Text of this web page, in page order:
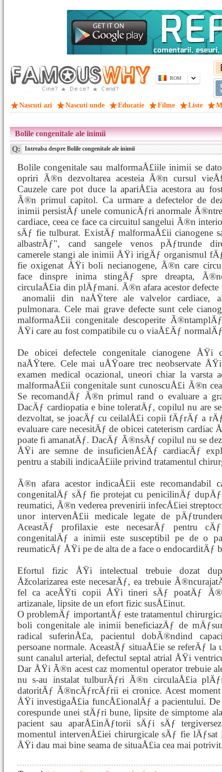
ROM
Nascuti azi Nascuti unde Educatie Filme Liste
Bolile congenitale ale inimii
Q: Intreaba despre Bolile congenitale ale inimii
Bolile congenitale sau malformaÅ£iile inimii se
opriri Ã®n dezvoltarea acesteia Ã®n cursul
Cauzele care pot duce la apariÅ£ia acestora au
Ã®n primul capitol. Ca urmare a defectelor de
inimii persistÄƒ unele comunicÄƒri anormale Ã®ntre
cardiace, ceea ce face ca circuitul sangelui Ã®n
sÄƒ fie tulburat. ExistÄƒ malformaÅ£ii cianogene
albastrÄƒ", cand sangele venos pÄƒtrunde
camerele stangi ale inimii ÅŸi irigÄƒ organismul
fie oxigenat ÅŸi boli necianogene, Ã®n care
face dinspre inima stingÄƒ spre dreapta,
circulaÅ£ia din plÄƒmani. Ã®n afara acestor defecte
anomalii din naÅŸtere ale valvelor cardiace,
pulmonara. Cele mai grave defecte sunt cele
malformaÅ£ii congenitale descoperite
ÅŸi care au fost compatibile cu o viaÅ£Äƒ
De obicei defectele congenitale cianogene ÅŸi
naÅŸtere. Cele mai uÅŸoare trec neobservate
examen medical ocazional, uneori chiar la
malformaÅ£ii congenitale sunt cunoscuÅ£i Ã®n
Se recomandÄƒ Ã®n primul rand o evaluare a
DacÄƒ cardiopatia e bine toleratÄƒ, copilul nu are
dezvoltat, se joacÄƒ cu ceilalÅ£i copii fÄƒrÄƒ a
evaluare care necesitÄƒ de obicei cateterism cardiac
poate fi amanatÄƒ. DacÄƒ Ã®nsÄƒ copilul nu se
ÅŸi are semne de insuficienÅ£Äƒ cardiacÄƒ
pentru a stabili indicaÅ£iile privind tratamentul
Ã®n afara acestor indicaÅ£ii este recomandabil
congenitalÄƒ sÄƒ fie protejat cu penicilinÄƒ
reumatici, Ã®n vederea prevenirii infecÅ£iei
unor intervenÅ£ii medicale legate de
AceastÄƒ profilaxie este necesarÄƒ pentru
congenitalÄƒ a inimii este susceptibil pe de o
reumaticÄƒ ÅŸi pe de alta de a face o endocarditÄƒ
Efortul fizic ÅŸi intelectual trebuie dozat
Åžcolarizarea este necesarÄƒ, ea trebuie
fel ca aceÅŸti copii ÅŸi tineri sÄƒ poatÄƒ
artizanale, lipsite de un efort fizic susÅ£inut.
O problemÄƒ importantÄƒ este tratamentul
boli congenitale ale inimii beneficiazÄƒ de
radical suferinÅ£a, pacientul dobÃ®ndind
persoane normale. AceastÄƒ situaÅ£ie se referÄƒ la
sunt canalul arterial, defectul septal atrial ÅŸi
Dar ÅŸi Ã®n acest caz momentul operator trebuie
nu s-au instalat tulburÄƒri Ã®n circulaÅ£ia
datoritÄƒ Ã®ncÄƒrcÄƒrii ei cronice. Acest
ÅŸi investigaÅ£ia funcÅ£ionalÄƒ a pacientului.
corespunde unei stÄƒri bune, lipsite de simptome
pacient sau aparÅ£inÄƒtorii sÄƒi sÄƒ
momentul intervenÅ£iei chirurgicale sÄƒ fie lÄƒsat
ÅŸi dau mai bine seama de situaÅ£ia cea mai